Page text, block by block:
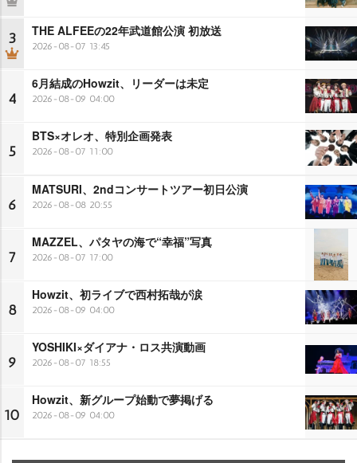
3 THE ALFEEの22年武道館公演 初放送
2026-08-07 13:45
4
6月結成のHowzit、リーダーは未定
2026-08-09 04:00
5
BTS×オレオ、特別企画発表
2026-08-07 11:00
6
MATSURI、2ndコンサートツアー初日公演
2026-08-08 20:55
7
MAZZEL、パタヤの海で“幸福”写真
2026-08-07 17:00
8
Howzit、初ライブで西村拓哉が涙
2026-08-09 04:00
9
YOSHIKI×ダイアナ・ロス共演動画
2026-08-07 18:55
10
Howzit、新グループ始動で夢掲げる
2026-08-09 04:00